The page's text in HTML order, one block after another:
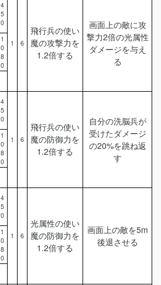
4
5
0
1 6
飛行兵の使い
魔の攻撃力を
1.2倍する
画面上の敵に攻
撃力2倍の光属性
ダメージを与え
る
1
0
8
0
4
5
0
1 6
飛行兵の使い
魔の防御力を
1.2倍する
自分の洗脳兵が
受けたダメージ
の20%を跳ね返
す
1
0
8
0
4
5
0
1 6
光属性の使い
魔の防御力を
1.2倍する
画面上の敵を5m
後退させる
1
0
8
0